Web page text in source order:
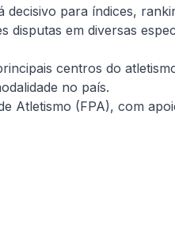
para índices,
em diversas
centros do
no país.
Atletismo (FPA), com